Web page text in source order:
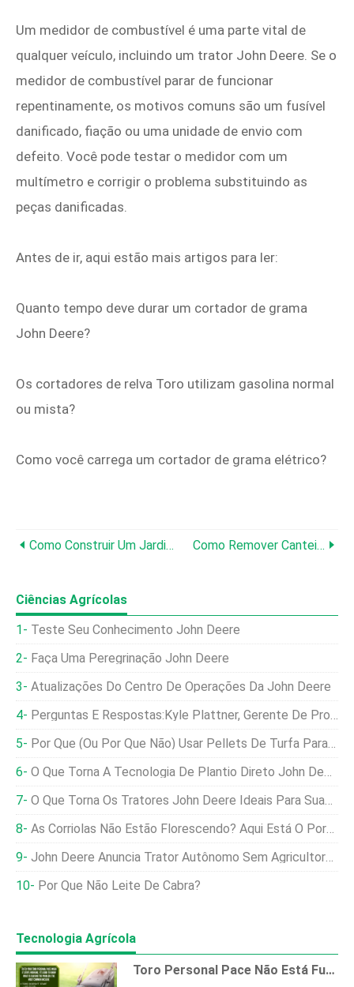
Um medidor de combustível é uma parte vital de
qualquer veículo, incluindo um trator John Deere. Se o
medidor de combustível parar de funcionar
repentinamente, os motivos comuns são um fusível
danificado, fiação ou uma unidade de envio com
defeito. Você pode testar o medidor com um
multímetro e corrigir o problema substituindo as
peças danificadas.
Antes de ir, aqui estão mais artigos para ler:
Quanto tempo deve durar um cortador de grama
John Deere?
Os cortadores de relva Toro utilizam gasolina normal
ou mista?
Como você carrega um cortador de grama elétrico?
Como Construir Um Jardim Vertical Interno Como Remover Canteiros Elevados De Um Jardim [Guia Passo A Passo]
Ciências Agrícolas
Teste Seu Conhecimento John Deere
Faça Uma Peregrinação John Deere
Atualizações Do Centro De Operações Da John Deere
Perguntas E Respostas:Kyle Plattner, Gerente De Produto Sênior Da John Deere
Por Que (ou Por Que Não) Usar Pellets De Turfa Para Mudas
O Que Torna A Tecnologia De Plantio Direto John Deere TruSet Um Ativo
O Que Torna Os Tratores John Deere Ideais Para Suas Necessidades Agrícolas
As Corriolas Não Estão Florescendo? Aqui Está O Porquê
John Deere Anuncia Trator Autônomo Sem Agricultores
Por Que Não Leite De Cabra?
Tecnologia Agrícola
Toro Personal Pace Não Está Funcionando – Por Que E O Que Fazer?